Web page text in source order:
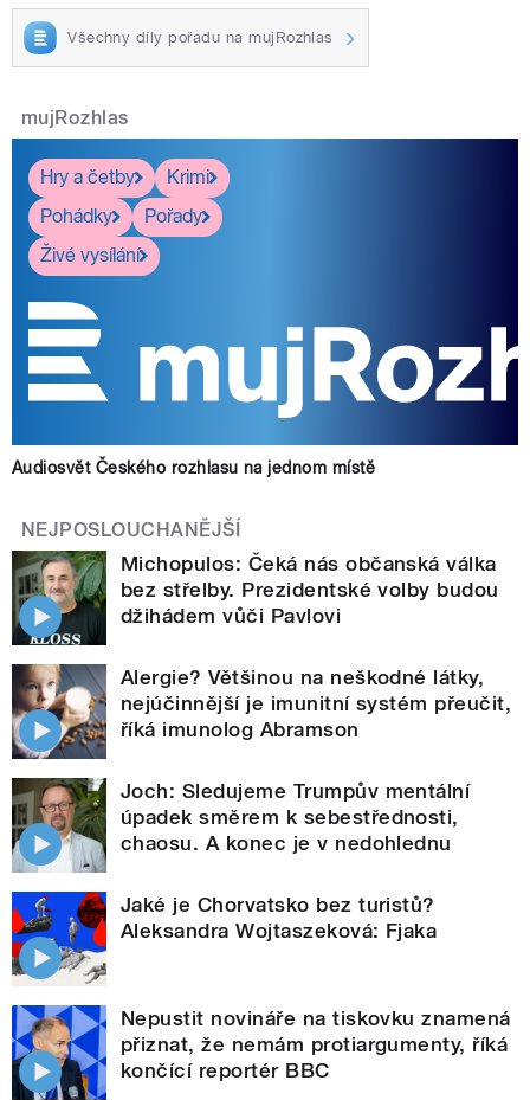
Všechny díly pořadu na mujRozhlas
mujRozhlas
Hry a četby
Krimi
Pohádky
Pořady
Živé vysílání
Audiosvět Českého rozhlasu na jednom místě
NEJPOSLOUCHANĚJŠÍ
Michopulos: Čeká nás občanská válka
bez střelby. Prezidentské volby budou
džihádem vůči Pavlovi
Alergie? Většinou na neškodné látky,
nejúčinnější je imunitní systém přeučit,
říká imunolog Abramson
Joch: Sledujeme Trumpův mentální
úpadek směrem k sebestřednosti,
chaosu. A konec je v nedohlednu
Jaké je Chorvatsko bez turistů?
Aleksandra Wojtaszeková: Fjaka
Nepustit novináře na tiskovku znamená
přiznat, že nemám protiargumenty, říká
končící reportér BBC